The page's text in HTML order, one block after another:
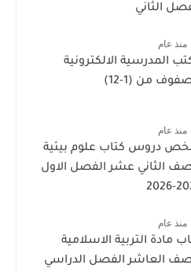
الثاني
منذ عام
المدرسية الالكترونية
من (1-12)
منذ عام
دروس كتاب علوم بيئية
الثاني عشر الفصل الاول
منذ عام
مادة التربية الاسلامية
العاشر الفصل الدراسي